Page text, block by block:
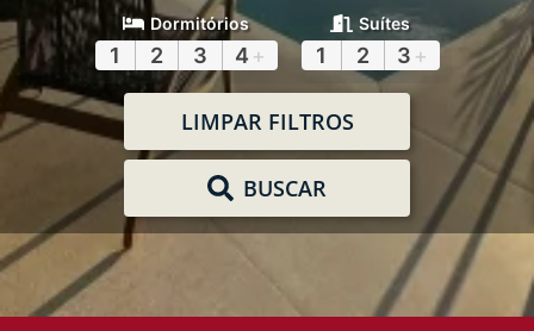
Dormitórios
1 2 3 4 +
Suítes
1 2 3 +
LIMPAR FILTROS
BUSCAR